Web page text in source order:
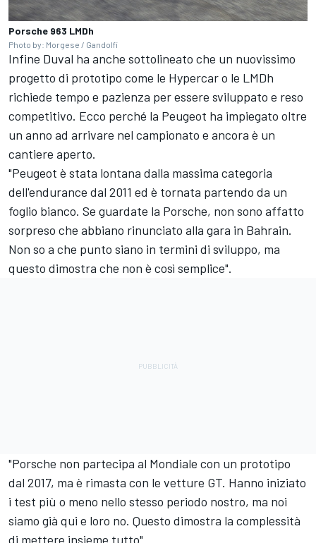
Porsche 963 LMDh
Photo by: Morgese / Gandolfi
Infine Duval ha anche sottolineato che un nuovissimo
progetto di prototipo come le Hypercar o le LMDh
richiede tempo e pazienza per essere sviluppato e reso
competitivo. Ecco perché la Peugeot ha impiegato oltre
un anno ad arrivare nel campionato e ancora è un
cantiere aperto.
"Peugeot è stata lontana dalla massima categoria
dell'endurance dal 2011 ed è tornata partendo da un
foglio bianco. Se guardate la Porsche, non sono affatto
sorpreso che abbiano rinunciato alla gara in Bahrain.
Non so a che punto siano in termini di sviluppo, ma
questo dimostra che non è così semplice".
"Porsche non partecipa al Mondiale con un prototipo
dal 2017, ma è rimasta con le vetture GT. Hanno iniziato
i test più o meno nello stesso periodo nostro, ma noi
siamo già qui e loro no. Questo dimostra la complessità
di mettere insieme tutto".